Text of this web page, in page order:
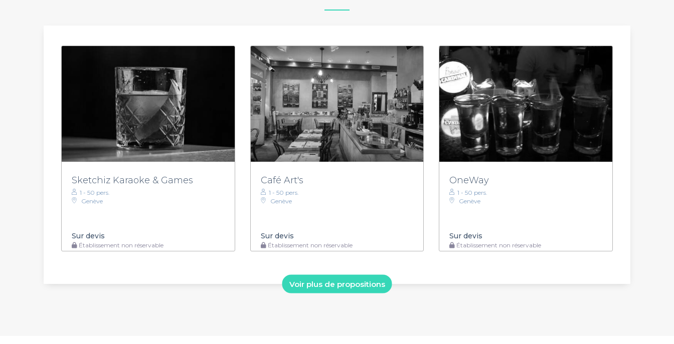
Sketchiz Karaoke & Games
1 - 50 pers.
Genève
Sur devis
Établissement non réservable
Café Art's
1 - 50 pers.
Genève
Sur devis
Établissement non réservable
OneWay
1 - 50 pers.
Genève
Sur devis
Établissement non réservable
Voir plus de propositions